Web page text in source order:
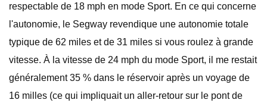
respectable de 18 mph en mode Sport. En ce qui concerne
l'autonomie, le Segway revendique une autonomie totale
typique de 62 miles et de 31 miles si vous roulez à grande
vitesse. À la vitesse de 24 mph du mode Sport, il me restait
généralement 35 % dans le réservoir après un voyage de
16 milles (ce qui impliquait un aller-retour sur le pont de